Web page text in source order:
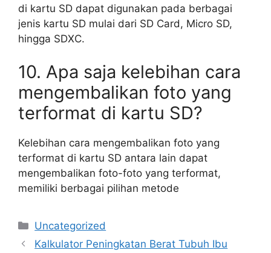
di kartu SD dapat digunakan pada berbagai
jenis kartu SD mulai dari SD Card, Micro SD,
hingga SDXC.
10. Apa saja kelebihan cara
mengembalikan foto yang
terformat di kartu SD?
Kelebihan cara mengembalikan foto yang
terformat di kartu SD antara lain dapat
mengembalikan foto-foto yang terformat,
memiliki berbagai pilihan metode
Categories
Uncategorized
Kalkulator Peningkatan Berat Tubuh Ibu